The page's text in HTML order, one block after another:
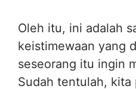
Oleh itu, ini adalah
keistimewaan yang
seseorang itu ingin
Sudah tentulah, kita